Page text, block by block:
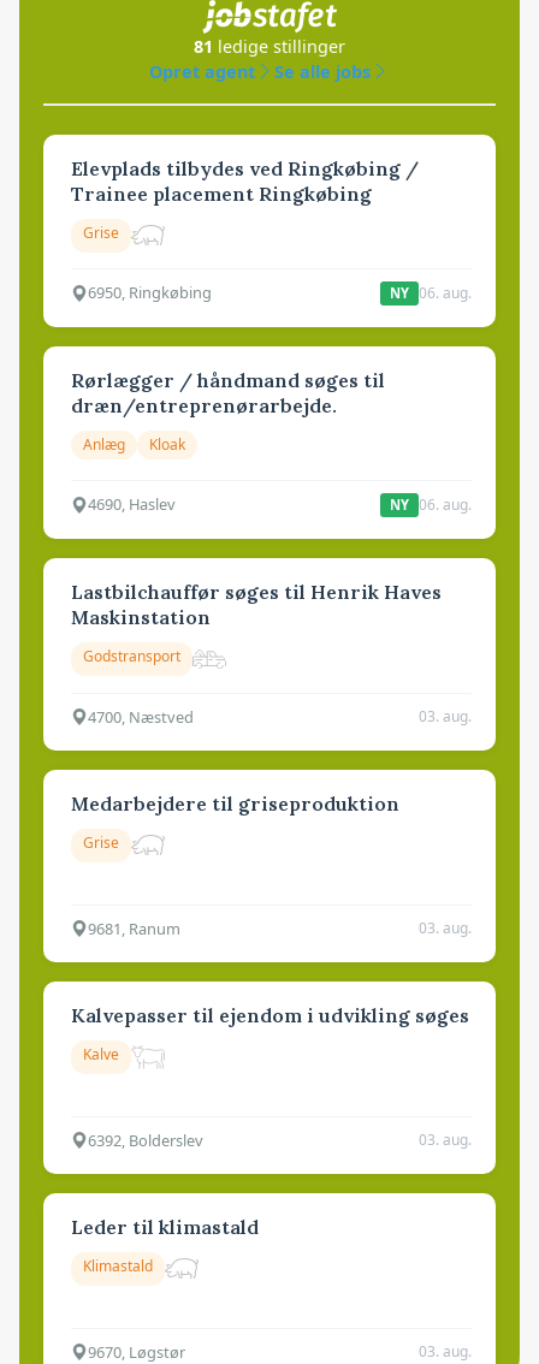
81 ledige stillinger
Opret agent
Se alle jobs
Elevplads tilbydes ved Ringkøbing /
Trainee placement Ringkøbing
Grise
6950, Ringkøbing NY 06. aug.
Rørlægger / håndmand søges til
dræn/entreprenørarbejde.
Anlæg Kloak
4690, Haslev NY 06. aug.
Lastbilchauffør søges til Henrik Haves
Maskinstation
Godstransport
4700, Næstved 03. aug.
Medarbejdere til griseproduktion
Grise
9681, Ranum 03. aug.
Kalvepasser til ejendom i udvikling søges
Kalve
6392, Bolderslev 03. aug.
Leder til klimastald
Klimastald
9670, Løgstør 03. aug.